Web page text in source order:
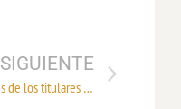
SIGUIENTE
AVISO por el que se dan a conocer los nombres de los titulares y números de Programas de la Industria Manufacturera, Maquiladora y de Servicios de Exportación cancelados.